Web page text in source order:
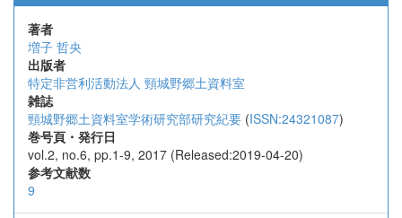
著者
増子 哲央
出版者
特定非営利活動法人 頸城野郷土資料室
雑誌
頸城野郷土資料室学術研究部研究紀要 (ISSN:24321087)
巻号頁・発行日
vol.2, no.6, pp.1-9, 2017 (Released:2019-04-20)
参考文献数
9